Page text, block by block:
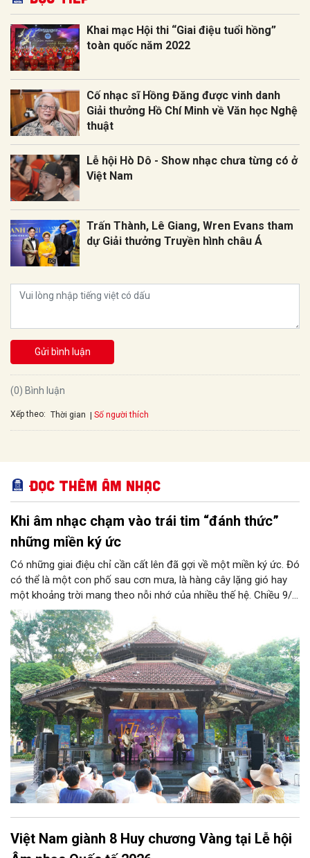
Khai mạc Hội thi “Giai điệu tuổi hồng”
toàn quốc năm 2022
Cố nhạc sĩ Hồng Đăng được vinh danh
Giải thưởng Hồ Chí Minh về Văn học Nghệ
thuật
Lễ hội Hò Dô - Show nhạc chưa từng có ở
Việt Nam
Trấn Thành, Lê Giang, Wren Evans tham
dự Giải thưởng Truyền hình châu Á
Gửi bình luận
(0) Bình luận
Xếp theo: Thời gian Số người thích
Đọc thêm Âm nhạc
Khi âm nhạc chạm vào trái tim “đánh thức”
những miền ký ức
Có những giai điệu chỉ cần cất lên đã gợi về một miền ký ức. Đó
có thể là một con phố sau cơn mưa, là hàng cây lặng gió hay
một khoảng trời mang theo nỗi nhớ của nhiều thế hệ. Chiều 9/8,
tại Nhà Bát Giác - Vườn hoa Lý Thái Tổ, chương trình “Âm nhạc
cuối tuần” sẽ mở ra một không gian như thế, nơi mỗi tác phẩm
trở thành một lát cắt tinh tế về vẻ đẹp của con người và đời
sống.
Việt Nam giành 8 Huy chương Vàng tại Lễ hội